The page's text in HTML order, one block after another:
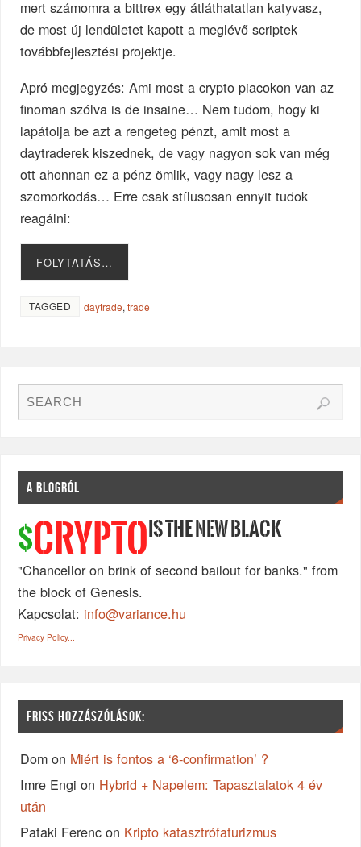
mert számomra a bittrex egy átláthatatlan katyvasz,
de most új lendületet kapott a meglévő scriptek
továbbfejlesztési projektje.
Apró megjegyzés: Ami most a crypto piacokon van az
finoman szólva is de insaine… Nem tudom, hogy ki
lapátolja be azt a rengeteg pénzt, amit most a
daytraderek kiszednek, de vagy nagyon sok van még
ott ahonnan ez a pénz ömlik, vagy nagy lesz a
szomorkodás… Erre csak stílusosan ennyit tudok
reagálni:
FOLYTATÁS…
TAGGED daytrade,trade
A BLOGRÓL
$CRYPTO IS THE NEW BLACK
"Chancellor on brink of second bailout for banks." from
the block of Genesis.
Kapcsolat: info@variance.hu
Privacy Policy...
FRISS HOZZÁSZÓLÁSOK:
Dom on Miért is fontos a ‘6-confirmation’ ?
Imre Engi on Hybrid + Napelem: Tapasztalatok 4 év
után
Pataki Ferenc on Kripto katasztrófaturizmus